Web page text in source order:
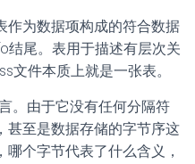
作为数据项构成的符合数据
结尾。表用于描述有层次关
文件本质上就是一张表。
。由于它没有任何分隔符
甚至是数据存储的字节序这
个字节代表了什么含义，